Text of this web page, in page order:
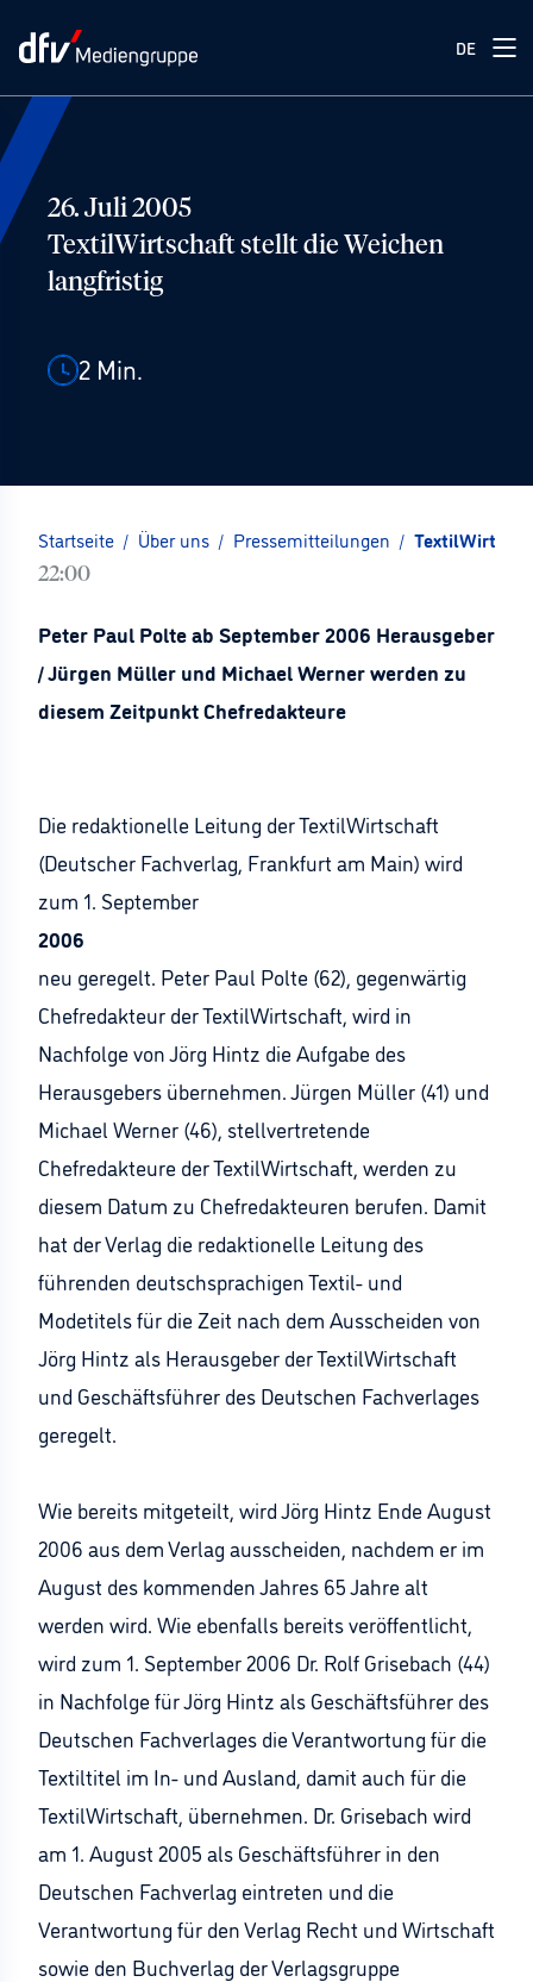
DE
26. Juli 2005
TextilWirtschaft stellt die Weichen
langfristig
2 Min.
Startseite / Über uns / Pressemitteilungen /
22:00
Peter Paul Polte ab September 2006 Herausgeber
/ Jürgen Müller und Michael Werner werden zu
diesem Zeitpunkt Chefredakteure
Die redaktionelle Leitung der TextilWirtschaft
(Deutscher Fachverlag, Frankfurt am Main) wird
zum 1. September
2006
neu geregelt. Peter Paul Polte (62), gegenwärtig
Chefredakteur der TextilWirtschaft, wird in
Nachfolge von Jörg Hintz die Aufgabe des
Herausgebers übernehmen. Jürgen Müller (41) und
Michael Werner (46), stellvertretende
Chefredakteure der TextilWirtschaft, werden zu
diesem Datum zu Chefredakteuren berufen. Damit
hat der Verlag die redaktionelle Leitung des
führenden deutschsprachigen Textil- und
Modetitels für die Zeit nach dem Ausscheiden von
Jörg Hintz als Herausgeber der TextilWirtschaft
und Geschäftsführer des Deutschen Fachverlages
geregelt.
Wie bereits mitgeteilt, wird Jörg Hintz Ende August
2006 aus dem Verlag ausscheiden, nachdem er im
August des kommenden Jahres 65 Jahre alt
werden wird. Wie ebenfalls bereits veröffentlicht,
wird zum 1. September 2006 Dr. Rolf Grisebach (44)
in Nachfolge für Jörg Hintz als Geschäftsführer des
Deutschen Fachverlages die Verantwortung für die
Textiltitel im In- und Ausland, damit auch für die
TextilWirtschaft, übernehmen. Dr. Grisebach wird
am 1. August 2005 als Geschäftsführer in den
Deutschen Fachverlag eintreten und die
Verantwortung für den Verlag Recht und Wirtschaft
sowie den Buchverlag der Verlagsgruppe